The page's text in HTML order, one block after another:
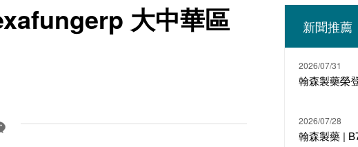
大中華區 新聞推薦
2026/07/31
2026/07/28